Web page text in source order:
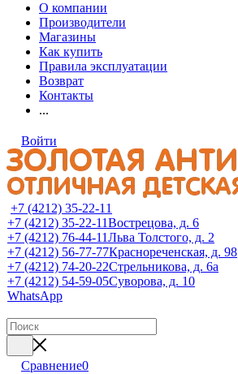
О компании
Производители
Магазины
Как купить
Правила эксплуатации
Возврат
Контакты
...
Войти
+7 (4212) 35-22-11
+7 (4212) 35-22-11Вострецова, д. 6
+7 (4212) 76-44-11Льва Толстого, д. 2
+7 (4212) 56-77-77Краснореченская, д. 98
+7 (4212) 74-20-22Стрельникова, д. 6а
+7 (4212) 54-59-05Суворова, д. 10
WhatsApp
Сравнение0